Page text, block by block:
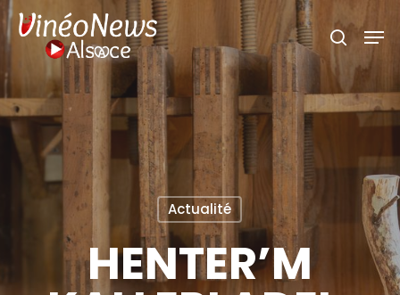
Skip
to
main
content
search
Actualité
HENTER’M